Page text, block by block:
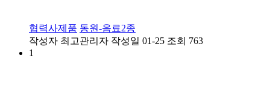
협력사제품 동원-음료2종
작성자 최고관리자 작성일 01-25 조회 763
1